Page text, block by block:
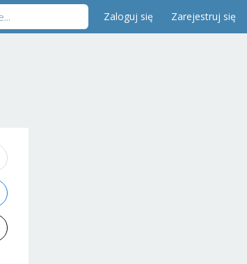
Zaloguj się Zarejestruj się